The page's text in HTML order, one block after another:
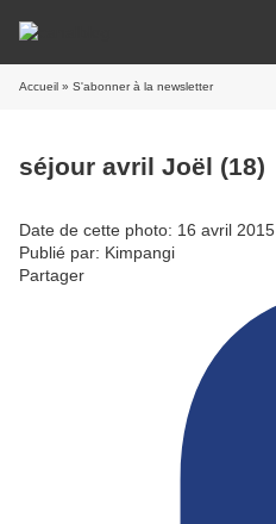
Accueil » S'abonner à la newsletter
séjour avril Joël (18)
Date de cette photo: 16 avril 2015
Publié par: Kimpangi
Partager